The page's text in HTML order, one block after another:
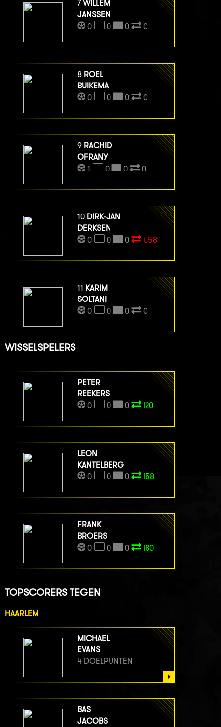
7WILLEM
JANSSEN
0
0 0 0
8 ROEL
BUIKEMA
0
0 0 0
9 RACHID
OFRANY
1
0 0 0
10 DIRK-JAN
DERKSEN
0
0 0 U58
11 KARIM
SOLTANI
0
0 0 0
WISSELSPELERS
PETER
REEKERS
0
0 0 I20
LEON
KANTELBERG
0
0 0 I58
FRANK
BROERS
0
0 0 I80
TOPSCORERS TEGEN
HAARLEM
MICHAEL
EVANS
4 DOELPUNTEN
BAS
JACOBS